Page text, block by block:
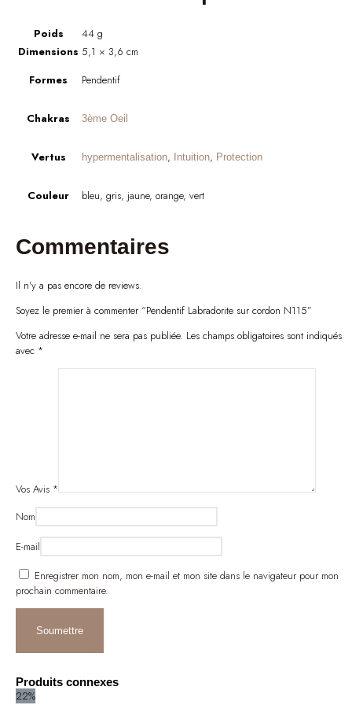
Poids
44 g
Dimensions 5,1 × 3,6 cm
Formes
Pendentif
Chakras 3ème Oeil
Vertus hypermentalisation, Intuition, Protection
Couleur bleu, gris, jaune, orange, vert
Commentaires
Il n'y a pas encore de reviews.
Soyez le premier à commenter “Pendentif Labradorite sur cordon N115”
Votre adresse e-mail ne sera pas publiée. Les champs obligatoires sont indiqués
avec *
Vos Avis *
Nom
E-mail
Enregistrer mon nom, mon e-mail et mon site dans le navigateur pour mon
prochain commentaire.
Produits connexes
22%